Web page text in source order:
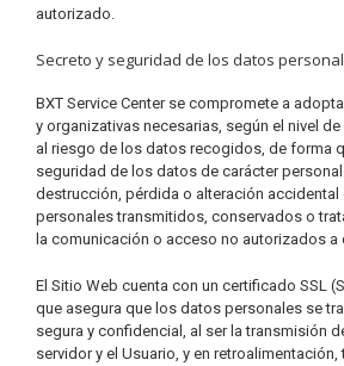
autorizado.
Secreto y seguridad de los datos
BXT Service Center se compromete a
y organizativas necesarias, según el nivel
al riesgo de los datos recogidos, de forma
seguridad de los datos de carácter personal
destrucción, pérdida o alteración
personales transmitidos, conservados o
la comunicación o acceso no autorizados
El Sitio Web cuenta con un certificado SSL
que asegura que los datos personales se
segura y confidencial, al ser la transmisión
servidor y el Usuario, y en